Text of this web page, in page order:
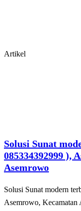
Artikel
Solusi Sunat
085334392999 ),
Asemrowo
Solusi Sunat modern
Asemrowo, Kecamatan